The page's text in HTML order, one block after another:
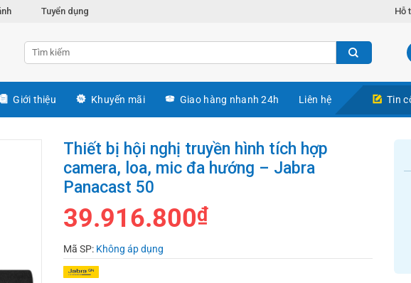
Tuyển dụng Hỗ
Giới thiệu Khuyến mãi Giao hàng nhanh 24h Liên hệ Tin
Thiết bị hội nghị truyền hình tích hợp
camera, loa, mic đa hướng – Jabra
Panacast 50
39.916.800₫
Mã SP: Không áp dụng